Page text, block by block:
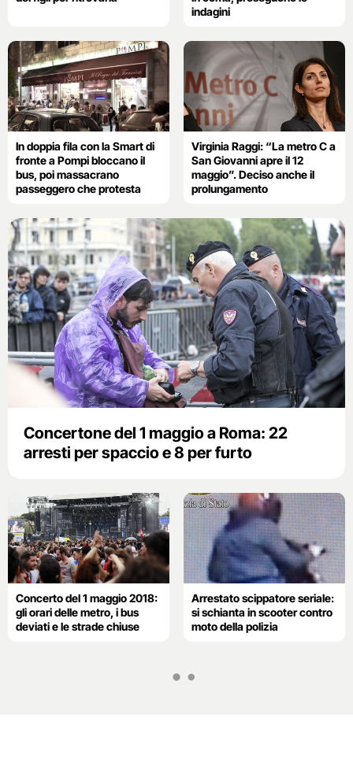
indagini
In doppia fila con la Smart di
fronte a Pompi bloccano il
bus, poi massacrano
passeggero che protesta
Virginia Raggi: “La metro C a
San Giovanni apre il 12
maggio”. Deciso anche il
prolungamento
Concertone del 1 maggio a Roma: 22
arresti per spaccio e 8 per furto
Concerto del 1 maggio 2018:
gli orari delle metro, i bus
deviati e le strade chiuse
Arrestato scippatore seriale:
si schianta in scooter contro
moto della polizia